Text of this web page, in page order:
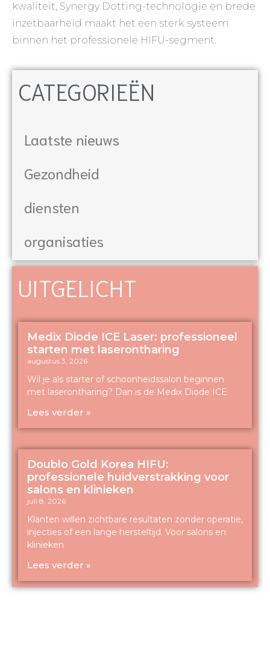
kwaliteit, Synergy Dotting-technologie en brede
inzetbaarheid maakt het een sterk systeem
binnen het professionele HIFU-segment.
CATEGORIEËN
Laatste nieuws
Gezondheid
diensten
organisaties
UITGELICHT
Medix Diode ICE Laser: professioneel
starten met laserontharing
augustus 3, 2026
Wil je als starter of schoonheidssalon beginnen
met laserontharing? Dan is de Medix Diode ICE
Lees verder »
Doublo Gold Korea HIFU:
professionele huidverstrakking voor
salons en klinieken
juli 8, 2026
Klanten willen zichtbare resultaten zonder operatie,
injecties of een lange hersteltijd. Voor salons en
klinieken
Lees verder »